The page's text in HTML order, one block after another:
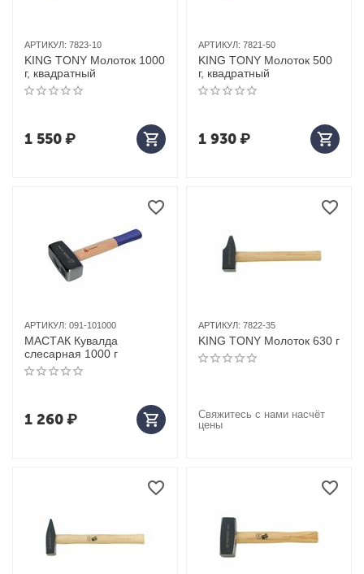
АРТИКУЛ: 7823-10
KING TONY Молоток 1000
г, квадратный
1 550₽
АРТИКУЛ: 7821-50
KING TONY Молоток 500
г, квадратный
1 930₽
АРТИКУЛ: 091-101000
МАСТАК Кувалда
слесарная 1000 г
1 260₽
АРТИКУЛ: 7822-35
KING TONY Молоток 630 г
Свяжитесь с нами насчёт
цены